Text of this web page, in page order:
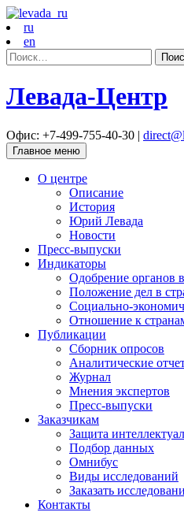
ru
en
Найти:
Левада-Центр
Офис: +7-499-755-40-30 |
Главное меню
О центре
Описание
История
Юрий Левада
Новости
Пресс-выпуски
Индикаторы
Одобрение органов
Положение дел в
Социально-
Отношение к
Публикации
Сборник опросов
Аналитические
Журнал
Мнения экспертов
Пресс-выпуски
Заказчикам
Защита
Подбор данных
Омнибус
Виды исследований
Заказать
Контакты